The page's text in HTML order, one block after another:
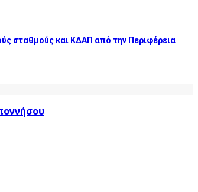
σταθμούς και ΚΔΑΠ από την Περιφέρεια